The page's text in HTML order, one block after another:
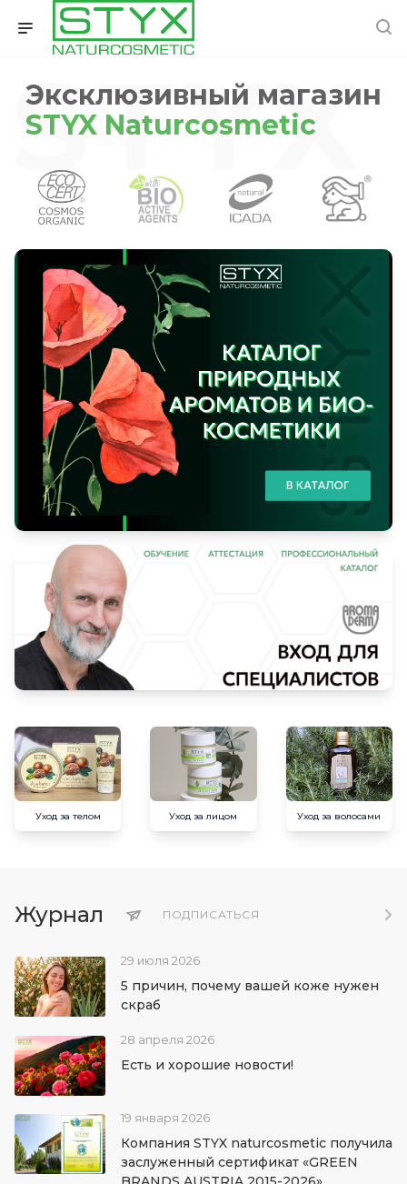
STYX
Эксклюзивный магазин
STYX Naturcosmetic
Уход за телом Уход за лицом Уход за волосами
Журнал ПОДПИСАТЬСЯ
29 июля 2026
5 причин, почему вашей коже нужен
скраб
28 апреля 2026
Есть и хорошие новости!
19 января 2026
Компания STYX naturcosmetic получила
заслуженный сертификат «GREEN